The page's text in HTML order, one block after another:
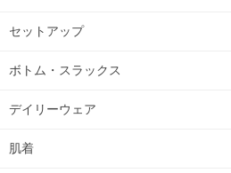
セットアップ
ボトム・スラックス
デイリーウェア
肌着